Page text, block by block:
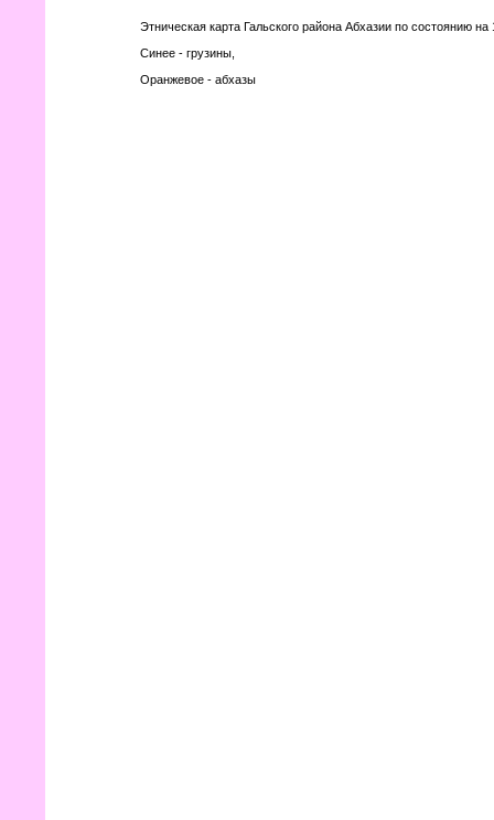
Этническая карта Гальского района Абхазии по состоянию на
Синее - грузины,
Оранжевое - абхазы